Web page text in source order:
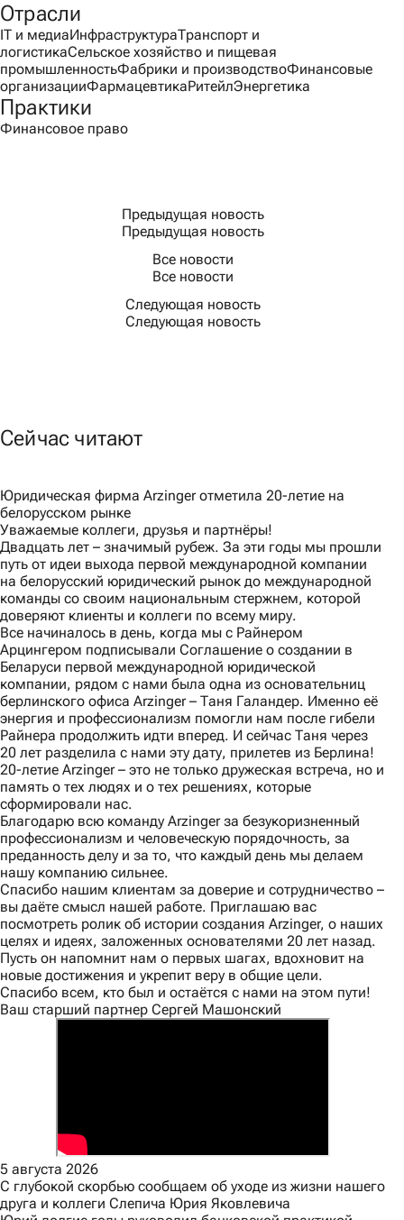
Отрасли
IT и медиаИнфраструктураТранспорт и
логистикаСельское хозяйство и пищевая
промышленностьФабрики и производствоФинансовые
организацииФармацевтикаРитейлЭнергетика
Практики
Финансовое право
Предыдущая новость
Предыдущая новость
Все новости
Все новости
Следующая новость
Следующая новость
Сейчас читают
Юридическая фирма Arzinger отметила 20-летие на
белорусском рынке
Уважаемые коллеги, друзья и партнёры!
Двадцать лет – значимый рубеж. За эти годы мы прошли
путь от идеи выхода первой международной компании
на белорусский юридический рынок до международной
команды со своим национальным стержнем, которой
доверяют клиенты и коллеги по всему миру.
Все начиналось в день, когда мы с Райнером
Арцингером подписывали Соглашение о создании в
Беларуси первой международной юридической
компании, рядом с нами была одна из основательниц
берлинского офиса Arzinger – Таня Галандер. Именно её
энергия и профессионализм помогли нам после гибели
Райнера продолжить идти вперед. И сейчас Таня через
20 лет разделила с нами эту дату, прилетев из Берлина!
20-летие Arzinger – это не только дружеская встреча, но и
память о тех людях и о тех решениях, которые
сформировали нас.
Благодарю всю команду Arzinger за безукоризненный
профессионализм и человеческую порядочность, за
преданность делу и за то, что каждый день мы делаем
нашу компанию сильнее.
Спасибо нашим клиентам за доверие и сотрудничество –
вы даёте смысл нашей работе. Приглашаю вас
посмотреть ролик об истории создания Arzinger, о наших
целях и идеях, заложенных основателями 20 лет назад.
Пусть он напомнит нам о первых шагах, вдохновит на
новые достижения и укрепит веру в общие цели.
Спасибо всем, кто был и остаётся с нами на этом пути!
Ваш старший партнер Сергей Машонский
5 августа 2026
С глубокой скорбью сообщаем об уходе из жизни нашего
друга и коллеги Слепича Юрия Яковлевича